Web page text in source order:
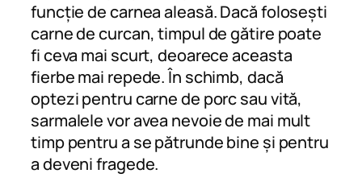
funcție de carnea aleasă. Dacă folosești
carne de curcan, timpul de gătire poate
fi ceva mai scurt, deoarece aceasta
fierbe mai repede. În schimb, dacă
optezi pentru carne de porc sau vită,
sarmalele vor avea nevoie de mai mult
timp pentru a se pătrunde bine și pentru
a deveni fragede.